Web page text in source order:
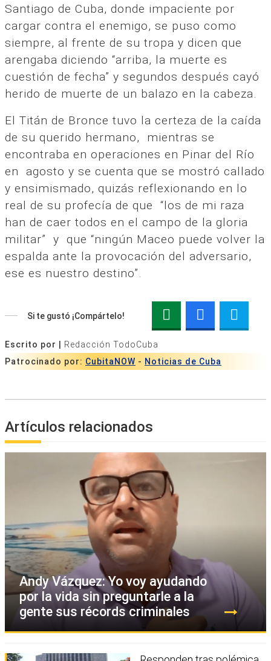
Santiago de Cuba, donde impaciente por
cargar contra el enemigo, se puso como
siempre, al frente de su tropa y dicen que
arengaba diciendo “arriba, la muerte es
cuestión de fecha” y segundos después cayó
herido de muerte de un balazo en la cabeza.
El Titán de Bronce tuvo la certeza de la caída
de su querido hermano, mientras se
encontraba en operaciones en Pinar del Río
en agosto y se cuenta que se mostró callado
y ensimismado, quizás reflexionando en lo
real de su profecía de que “los de mi raza
han de caer todos en el campo de la gloria
militar” y que “ningún Maceo puede volver la
espalda ante la provocación del adversario,
ese es nuestro destino”.
Si te gustó ¡Compártelo!
Escrito por |
Redacción TodoCuba
Patrocinado por: CubitaNOW - Noticias de Cuba
Artículos relacionados
Andy Vázquez: Yo voy ayudando
por la vida sin preguntarle a la
gente sus récords criminales